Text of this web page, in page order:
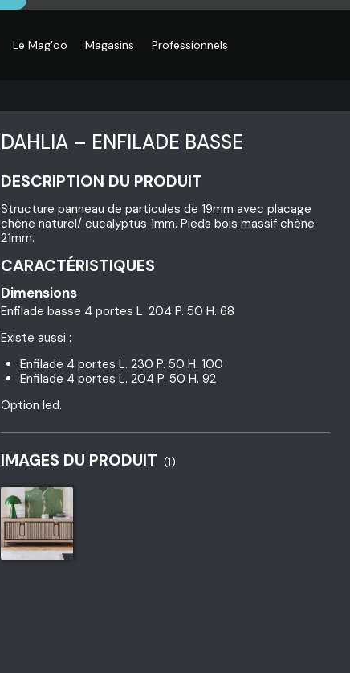
Le Mag’oo Magasins Professionnels
DAHLIA – ENFILADE BASSE
DESCRIPTION DU PRODUIT
Structure panneau de particules de 19mm avec placage
chêne naturel/ eucalyptus 1mm. Pieds bois massif chêne
21mm.
CARACTÉRISTIQUES
Dimensions
Enfilade basse 4 portes L. 204 P. 50 H. 68
Existe aussi :
Enfilade 4 portes L. 230 P. 50 H. 100
Enfilade 4 portes L. 204 P. 50 H. 92
Option led.
IMAGES DU PRODUIT (1)